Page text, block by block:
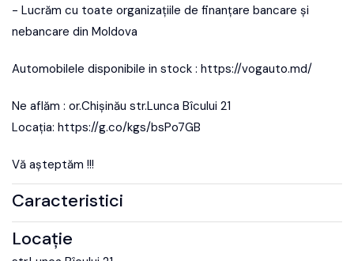
- Lucrăm cu toate organizațiile de finanțare bancare și
nebancare din Moldova
Automobilele disponibile in stock : https://vogauto.md/
Ne aflăm : or.Chișinău str.Lunca Bîcului 21
Locația: https://g.co/kgs/bsPo7GB
Vă așteptăm !!!
Caracteristici
Locație